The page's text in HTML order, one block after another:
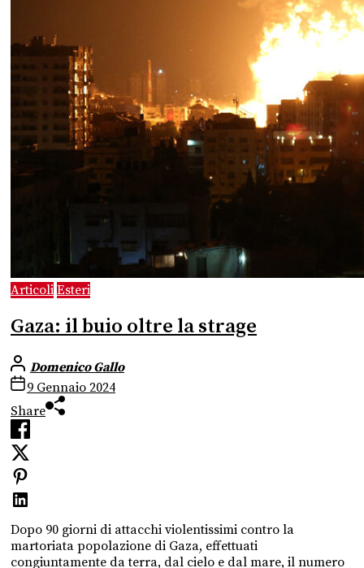
Articoli Esteri
Gaza: il buio oltre la strage
Domenico Gallo
9 Gennaio 2024
Share
Dopo 90 giorni di attacchi violentissimi contro la
martoriata popolazione di Gaza, effettuati
congiuntamente da terra, dal cielo e dal mare, il numero